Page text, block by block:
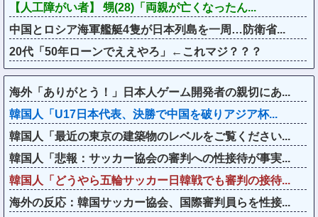
【人工障がい者】 甥(28)「両親が亡くなったん...
中国とロシア海軍艦艇4隻が日本列島を一周…防衛省...
20代「50年ローンでええやろ」←これマジ？？？
海外「ありがとう！」日本人ゲーム開発者の親切にあ...
韓国人「U17日本代表、決勝で中国を破りアジア杯...
韓国人「最近の東京の建築物のレベルをご覧ください...
韓国人「悲報：サッカー協会の審判への性接待が事実...
韓国人「どうやら五輪サッカー日韓戦でも審判の接待...
海外の反応：韓国サッカー協会、国際審判員らを性接...